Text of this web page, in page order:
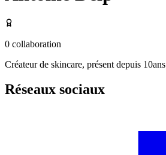
0 collaboration
Créateur de skincare, présent depuis
Réseaux sociaux